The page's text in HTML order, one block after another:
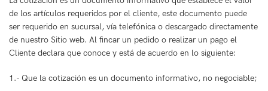
de los artículos requeridos por el cliente, este documento puede
ser requerido en sucursal, vía telefónica o descargado directamente
de nuestro Sitio web. Al fincar un pedido o realizar un pago el
Cliente declara que conoce y está de acuerdo en lo siguiente:
1.- Que la cotización es un documento informativo, no negociable;